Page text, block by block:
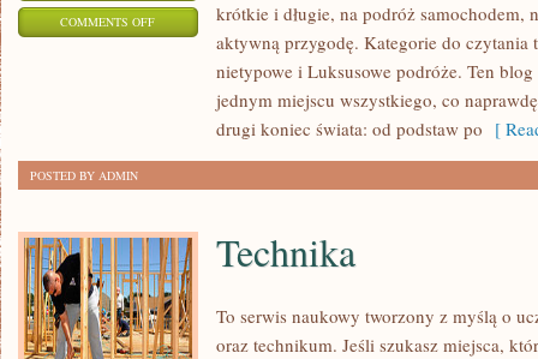
COMMENTS OFFON
krótkie i długie, na podróż samochodem,
aktywną przygodę. Kategorie do czytania
nietypowe i Luksusowe podróże. Ten
jednym miejscu wszystkiego, co
drugi koniec świata: od podstaw po [
POSTED BY ADMIN
Technika
To serwis naukowy tworzony z myślą o
oraz technikum. Jeśli szukasz miejsca,